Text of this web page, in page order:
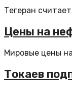
Тегеран
Цены на
Мировые цены
Токаев